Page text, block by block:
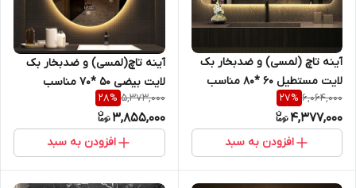
آینه تاچ (لمسی) و ضدبخار بک
لایت مستطیل 60 *80 مناسب
سرویس روشویی و اینه کنسول
6,064,000
27%
4,377,000
افزودن به سبد
آینه تاچ(لمسی) و ضدبخار بک
لایت بیضی 50 *70 مناسب
سرویس روشویی و اینه کنسول
5,373,000
28%
3,855,000
افزودن به سبد